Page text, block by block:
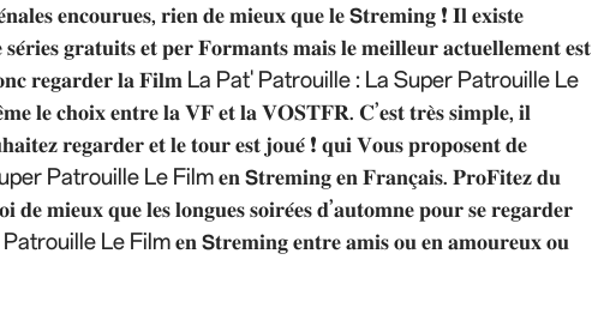
𝐞𝐧𝐜𝐨𝐮𝐫𝐮𝐞𝐬, 𝐫𝐢𝐞𝐧 𝐝𝐞 𝐦𝐢𝐞𝐮𝐱 𝐪𝐮𝐞 𝐥𝐞 𝗦𝐭𝐫𝐞𝐦𝐢𝐧𝐠 ❗ 𝐈𝐥 𝐞𝐱𝐢𝐬𝐭𝐞
𝐠𝐫𝐚𝐭𝐮𝐢𝐭𝐬 𝐞𝐭 𝐩𝐞𝐫 𝐅𝐨𝐫𝐦𝐚𝐧𝐭𝐬 𝐦𝐚𝐢𝐬 𝐥𝐞 𝐦𝐞𝐢𝐥𝐥𝐞𝐮𝐫 𝐚𝐜𝐭𝐮𝐞𝐥𝐥𝐞𝐦𝐞𝐧𝐭 𝐞𝐬𝐭
𝐫𝐞𝐠𝐚𝐫𝐝𝐞𝐫 𝐥𝐚 𝐅𝐢𝐥𝐦 La Pat' Patrouille : La Super Patrouille Le
𝐥𝐞 𝐜𝐡𝐨𝐢𝐱 𝐞𝐧𝐭𝐫𝐞 𝐥𝐚 𝐕𝐅 𝐞𝐭 𝐥𝐚 𝐕𝐎𝐒𝐓𝐅𝐑. 𝐂’𝐞𝐬𝐭 𝐭𝐫𝐞̀𝐬 𝐬𝐢𝐦𝐩𝐥𝐞, 𝐢𝐥
𝐫𝐞𝐠𝐚𝐫𝐝𝐞𝐫 𝐞𝐭 𝐥𝐞 𝐭𝐨𝐮𝐫 𝐞𝐬𝐭 𝐣𝐨𝐮𝐞́ ❗ 𝐪𝐮𝐢 𝐕𝐨𝐮𝐬 𝐩𝐫𝐨𝐩𝐨𝐬𝐞𝐧𝐭 𝐝𝐞
Patrouille Le Film 𝐞𝐧 𝗦𝐭𝐫𝐞𝐦𝐢𝐧𝐠 𝐞𝐧 𝐅𝐫𝐚𝐧𝐜̧𝐚𝐢𝐬. 𝐏𝐫𝐨𝐅𝐢𝐭𝐞𝐳 𝐝𝐮
𝐝𝐞 𝐦𝐢𝐞𝐮𝐱 𝐪𝐮𝐞 𝐥𝐞𝐬 𝐥𝐨𝐧𝐠𝐮𝐞𝐬 𝐬𝐨𝐢𝐫𝐞́𝐞𝐬 𝐝’𝐚𝐮𝐭𝐨𝐦𝐧𝐞 𝐩𝐨𝐮𝐫 𝐬𝐞 𝐫𝐞𝐠𝐚𝐫𝐝𝐞𝐫
Le Film 𝐞𝐧 𝗦𝐭𝐫𝐞𝐦𝐢𝐧𝐠 𝐞𝐧𝐭𝐫𝐞 𝐚𝐦𝐢𝐬 𝐨𝐮 𝐞𝐧 𝐚𝐦𝐨𝐮𝐫𝐞𝐮𝐱 𝐨𝐮